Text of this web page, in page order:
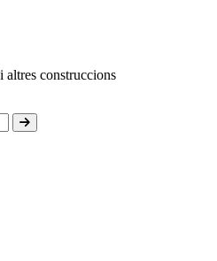
altres construccions